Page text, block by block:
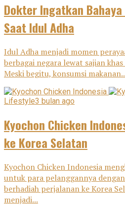
Dokter Ingatkan
Saat Idul Adha
Idul Adha menjadi momen
berbagai negara lewat sajian
Meski begitu, konsumsi
Lifestyle3 bulan ago
Kyochon Chicken
ke Korea Selatan
Kyochon Chicken Indonesia
untuk para pelanggannya
berhadiah perjalanan ke Korea
menjadi...